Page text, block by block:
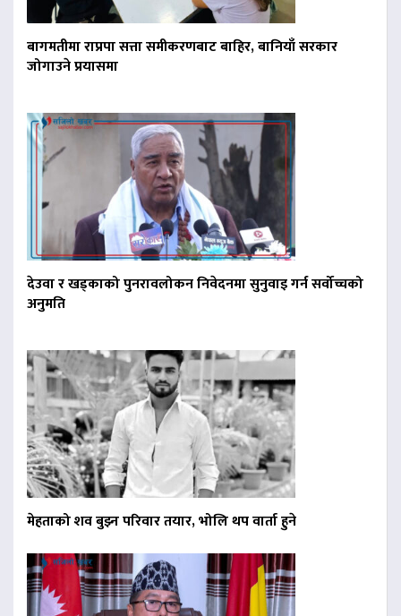
बागमतीमा राप्रपा सत्ता समीकरणबाट बाहिर, बानियाँ सरकार
जोगाउने प्रयासमा
देउवा र खड्काको पुनरावलोकन निवेदनमा सुनुवाइ गर्न सर्वोच्चको
अनुमति
मेहताको शव बुझ्न परिवार तयार, भोलि थप वार्ता हुने